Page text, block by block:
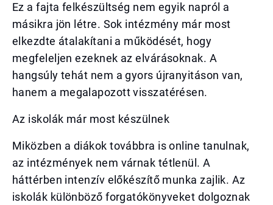
Ez a fajta felkészültség nem egyik napról a
másikra jön létre. Sok intézmény már most
elkezdte átalakítani a működését, hogy
megfeleljen ezeknek az elvárásoknak. A
hangsúly tehát nem a gyors újranyitáson van,
hanem a megalapozott visszatérésen.
Az iskolák már most készülnek
Miközben a diákok továbbra is online tanulnak,
az intézmények nem várnak tétlenül. A
háttérben intenzív előkészítő munka zajlik. Az
iskolák különböző forgatókönyveket dolgoznak